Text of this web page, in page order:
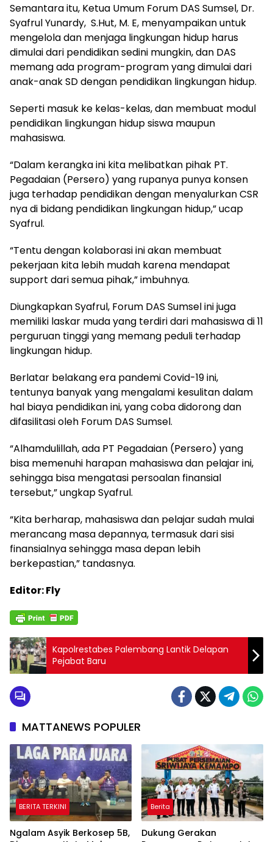
Semantara itu, Ketua Umum Forum DAS Sumsel, Dr.
Syafrul Yunardy, S.Hut, M. E, menyampaikan untuk
mengelola dan menjaga lingkungan hidup harus
dimulai dari pendidikan sedini mungkin, dan DAS
memang ada program-program yang dimulai dari
anak-anak SD dengan pendidikan lingkungan hidup.
Seperti masuk ke kelas-kelas, dan membuat modul
pendidikan lingkungan hidup siswa maupun
mahasiswa.
“Dalam kerangka ini kita melibatkan pihak PT.
Pegadaian (Persero) yang rupanya punya konsen
juga terhadap pendidikan dengan menyalurkan CSR
nya di bidang pendidikan lingkungan hidup,” ucap
Syafrul.
“Tentu dengan kolaborasi ini akan membuat
pekerjaan kita lebih mudah karena mendapat
support dari semua pihak,” imbuhnya.
Diungkapkan Syafrul, Forum DAS Sumsel ini juga
memiliki laskar muda yang terdiri dari mahasiswa di 11
perguruan tinggi yang memang peduli terhadap
lingkungan hidup.
Berlatar belakang era pandemi Covid-19 ini,
tentunya banyak yang mengalami kesulitan dalam
hal biaya pendidikan ini, yang coba didorong dan
difasilitasi oleh Forum DAS Sumsel.
“Alhamdulillah, ada PT Pegadaian (Persero) yang
bisa memenuhi harapan mahasiswa dan pelajar ini,
sehingga bisa mengatasi persoalan finansial
tersebut,” ungkap Syafrul.
“Kita berharap, mahasiswa dan pelajar sudah mulai
merancang masa depannya, termasuk dari sisi
finansialnya sehingga masa depan lebih
berkepastian,” tandasnya.
Editor: Fly
Kapolrestabes Palembang Lantik Delapan
Pejabat Baru
MATTANEWS POPULER
BERITA TERKINI
Ngalam Asyik Berkosep 5B,
Berita
Dukung Gerakan